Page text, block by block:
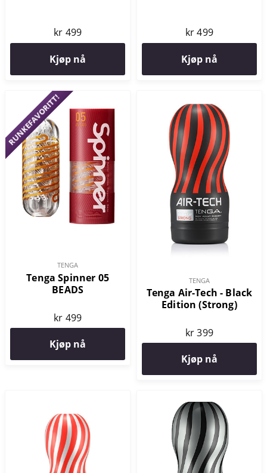
kr 499
Kjøp nå
kr 499
Kjøp nå
RUNKEFAVORITT!
TENGA
Tenga Spinner 05
BEADS
kr 499
Kjøp nå
TENGA
Tenga Air-Tech - Black
Edition (Strong)
kr 399
Kjøp nå